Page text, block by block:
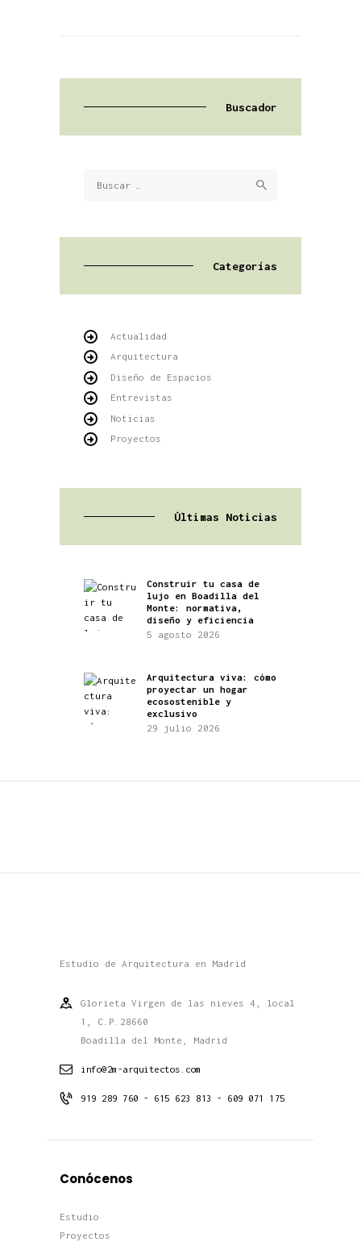
Buscador
Categorías
Actualidad
Arquitectura
Diseño de Espacios
Entrevistas
Noticias
Proyectos
Últimas Noticias
Construir tu casa de
lujo en Boadilla del
Monte: normativa,
diseño y eficiencia
5 agosto 2026
Arquitectura viva: cómo
proyectar un hogar
ecosostenible y
exclusivo
29 julio 2026
Estudio de Arquitectura en Madrid
Glorieta Virgen de las nieves 4, local
1, C.P.28660
Boadilla del Monte, Madrid
info@2m-arquitectos.com
919 289 760 - 615 623 813 - 609 071 175
Conócenos
Estudio
Proyectos